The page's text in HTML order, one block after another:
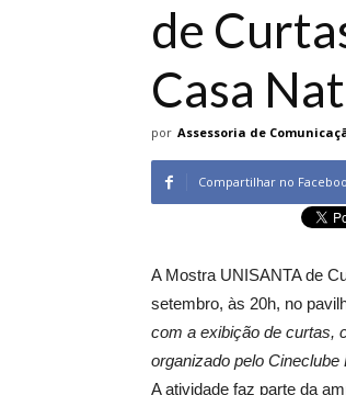
de
Casa
por Assessoria de
Compartilhar no
A Mostra UNISANTA de
setembro, às 20h, no
com a exibição de curtas,
organizado pelo
A atividade faz parte da